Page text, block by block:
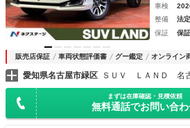
車検
整備
法
保証
保
販売店保証 車両状態評価書 グー鑑定 オンライン
愛知県名古屋市緑区 ＳＵＶ ＬＡＮＤ 名
まずは在庫確認・見積依頼
無料通話でお問い合